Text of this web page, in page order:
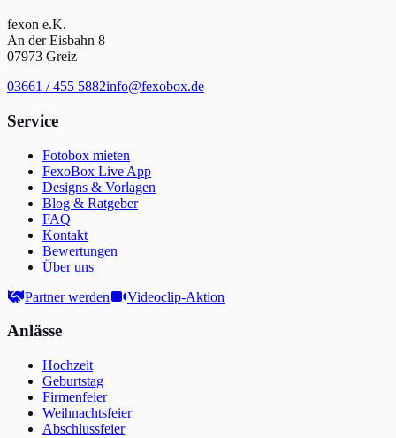
fexon e.K.
An der Eisbahn 8
07973 Greiz
03661 / 455 5882info@fexobox.de
Service
Fotobox mieten
FexoBox Live App
Designs & Vorlagen
Blog & Ratgeber
FAQ
Kontakt
Bewertungen
Über uns
Partner werden
Videoclip-Aktion
Anlässe
Hochzeit
Geburtstag
Firmenfeier
Weihnachtsfeier
Abschlussfeier